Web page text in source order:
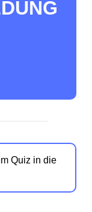
Quiz in die